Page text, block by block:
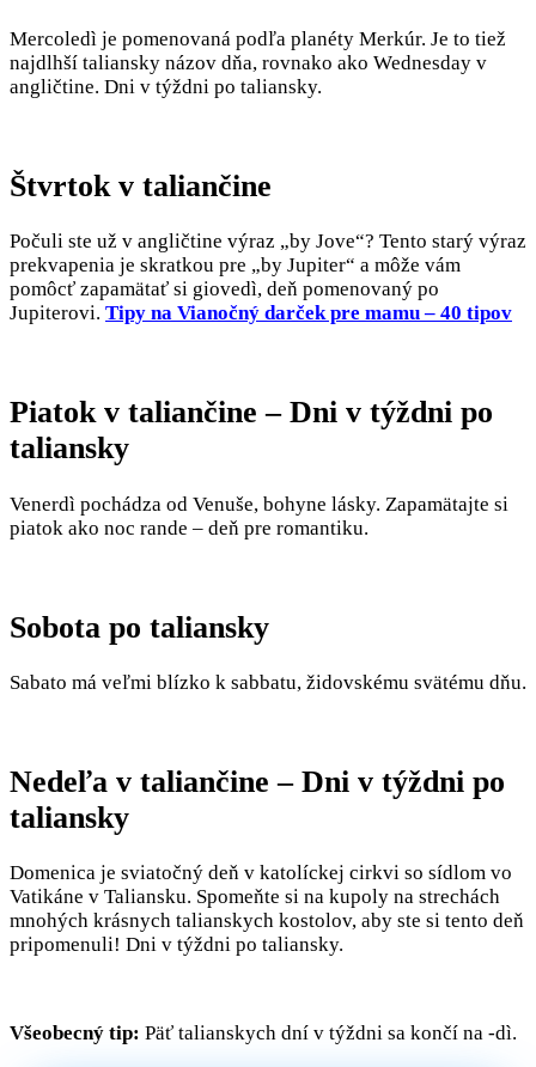
Mercoledì je pomenovaná podľa planéty Merkúr. Je to tiež
najdlhší taliansky názov dňa, rovnako ako Wednesday v
angličtine. Dni v týždni po taliansky.
Štvrtok v taliančine
Počuli ste už v angličtine výraz „by Jove“? Tento starý výraz
prekvapenia je skratkou pre „by Jupiter“ a môže vám
pomôcť zapamätať si giovedì, deň pomenovaný po
Jupiterovi. Tipy na Vianočný darček pre mamu – 40 tipov
Piatok v taliančine – Dni v týždni po
taliansky
Venerdì pochádza od Venuše, bohyne lásky. Zapamätajte si
piatok ako noc rande – deň pre romantiku.
Sobota po taliansky
Sabato má veľmi blízko k sabbatu, židovskému svätému dňu.
Nedeľa v taliančine – Dni v týždni po
taliansky
Domenica je sviatočný deň v katolíckej cirkvi so sídlom vo
Vatikáne v Taliansku. Spomeňte si na kupoly na strechách
mnohých krásnych talianskych kostolov, aby ste si tento deň
pripomenuli! Dni v týždni po taliansky.
Všeobecný tip: Päť talianskych dní v týždni sa končí na -dì.